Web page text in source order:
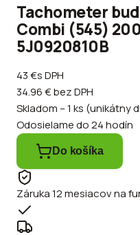
Tachometer
Combi (545)
5J0920810B
43 €s DPH
34.96 €bez DPH
Skladom – 1 ks (unikátny
Odosielame do 24 hodín
Do košíka
Záruka 12 mesiacov na